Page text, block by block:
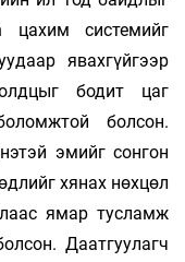
цахим системийг
явахгүйгээр
бодит цаг
болсон.
эмийг сонгон
хянах нөхцөл
ямар тусламж
Даатгуулагч